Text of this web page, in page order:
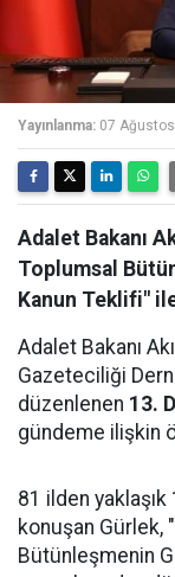
Yayınlanma: 07
Adalet Bakanı
Toplumsal
Kanun Teklifi"
Adalet Bakanı
Gazeteciliği
düzenlenen 13.
gündeme ilişkin
81 ilden
konuşan Gürlek,
Bütünleşmenin